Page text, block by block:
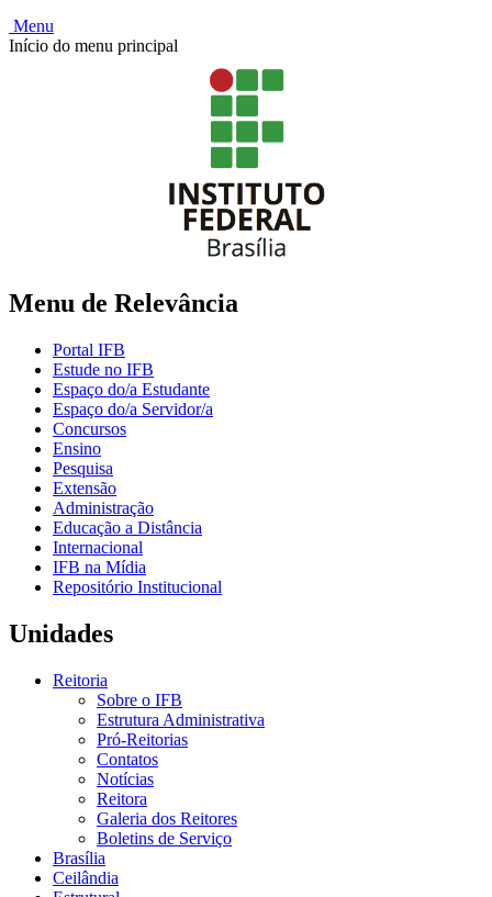
Menu
Início do menu principal
Menu de Relevância
Portal IFB
Estude no IFB
Espaço do/a Estudante
Espaço do/a Servidor/a
Concursos
Ensino
Pesquisa
Extensão
Administração
Educação a Distância
Internacional
IFB na Mídia
Repositório Institucional
Unidades
Reitoria
Sobre o IFB
Estrutura Administrativa
Pró-Reitorias
Contatos
Notícias
Reitora
Galeria dos Reitores
Boletins de Serviço
Brasília
Ceilândia